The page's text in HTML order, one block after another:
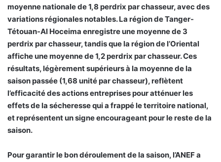
moyenne nationale de 1,8 perdrix par chasseur, avec des
variations régionales notables. La région de Tanger-
Tétouan-Al Hoceima enregistre une moyenne de 3
perdrix par chasseur, tandis que la région de l’Oriental
affiche une moyenne de 1,2 perdrix par chasseur. Ces
résultats, légèrement supérieurs à la moyenne de la
saison passée (1,68 unité par chasseur), reflètent
l’efficacité des actions entreprises pour atténuer les
effets de la sécheresse qui a frappé le territoire national,
et représentent un signe encourageant pour le reste de la
saison.
Pour garantir le bon déroulement de la saison, l’ANEF a